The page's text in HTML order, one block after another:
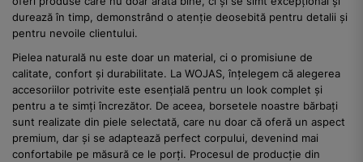
durează în timp, demonstrând o atenție deosebită pentru detalii și
pentru nevoile clientului.
Pielea naturală nu este doar un material, ci o promisiune de
calitate, confort și durabilitate. La WOJAS, înțelegem că alegerea
accesoriilor potrivite este esențială pentru un look complet și
pentru a te simți încrezător. De aceea, borsetele noastre bărbați
sunt realizate din piele selectată, care nu doar că oferă un aspect
premium, dar și se adaptează perfect corpului, devenind mai
confortabile pe măsură ce le porți. Procesul de producție din